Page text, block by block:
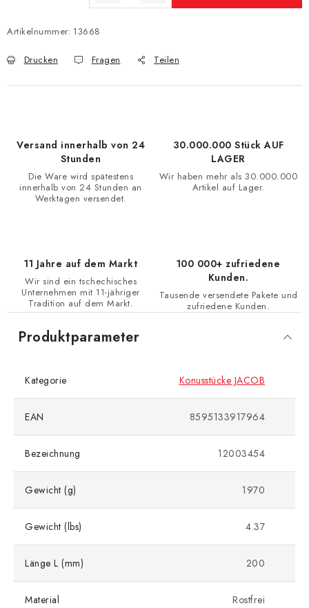
Artikelnummer: 13668
Drucken Fragen Teilen
Versand innerhalb von 24
Stunden
Die Ware wird spätestens
innerhalb von 24 Stunden an
Werktagen versendet.
30.000.000 Stück AUF
LAGER
Wir haben mehr als 30.000.000
Artikel auf Lager.
11 Jahre auf dem Markt
Wir sind ein tschechisches
Unternehmen mit 11-jähriger
Tradition auf dem Markt.
100 000+ zufriedene
Kunden.
Tausende versendete Pakete und
zufriedene Kunden.
Produktparameter
Kategorie Konusstücke JACOB
EAN 8595133917964
Bezeichnung 12003454
Gewicht (g) 1970
Gewicht (lbs) 4.37
Länge L (mm) 200
Material Rostfrei